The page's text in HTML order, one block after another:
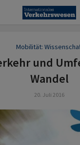
Mobilität:
und
Wandel
20. Juli 2016